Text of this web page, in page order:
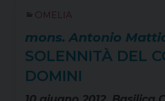
OMELIA
mons. Antonio
SOLENNITÀ DEL
DOMINI